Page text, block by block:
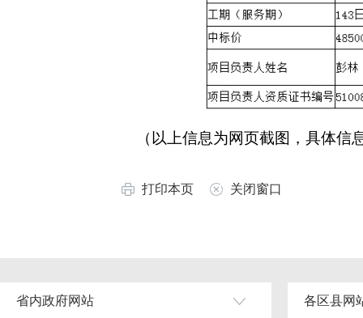
（以上信息为网页截图，具体信息
打印本页 关闭窗口
省内政府网站 各区县网